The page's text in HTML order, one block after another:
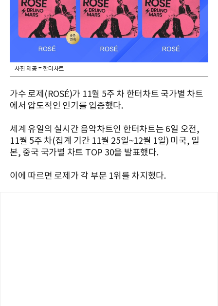
사진 제공 = 한터차트
가수 로제(ROSÉ)가 11월 5주 차 한터차트 국가별 차트
에서 압도적인 인기를 입증했다.
세계 유일의 실시간 음악차트인 한터차트는 6일 오전,
11월 5주 차(집계 기간 11월 25일~12월 1일) 미국, 일
본, 중국 국가별 차트 TOP 30을 발표했다.
이에 따르면 로제가 각 부문 1위를 차지했다.